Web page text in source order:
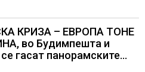
КРИЗА – ЕВРОПА ТОНЕ
во Будимпешта и
гасат панорамските